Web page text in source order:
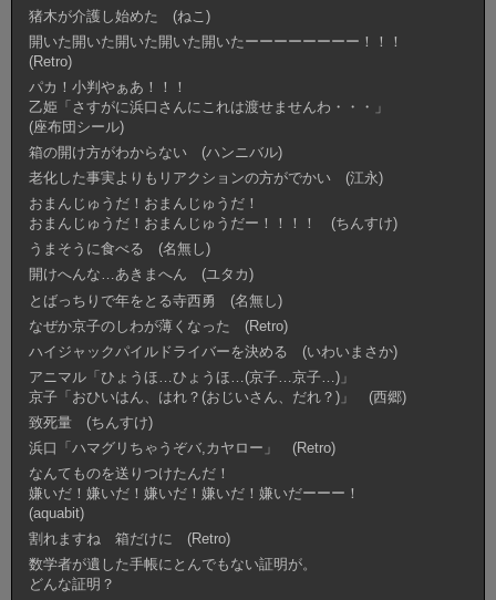
猪木が介護し始めた (ねこ)
開いた開いた開いた開いた開いたーーーーーーーー！！！
(Retro)
パカ！小判やぁあ！！！
乙姫「さすがに浜口さんにこれは渡せませんわ・・・」
(座布団シール)
箱の開け方がわからない (ハンニバル)
老化した事実よりもリアクションの方がでかい (江永)
おまんじゅうだ！おまんじゅうだ！
おまんじゅうだ！おまんじゅうだー！！！！ (ちんすけ)
うまそうに食べる (名無し)
開けへんな…あきまへん (ユタカ)
とばっちりで年をとる寺西勇 (名無し)
なぜか京子のしわが薄くなった (Retro)
ハイジャックパイルドライバーを決める (いわいまさか)
アニマル「ひょうほ…ひょうほ…(京子…京子…)」
京子「おひいはん、はれ？(おじいさん、だれ？)」 (西郷)
致死量 (ちんすけ)
浜口「ハマグリちゃうぞバ,カヤロー」 (Retro)
なんてものを送りつけたんだ！
嫌いだ！嫌いだ！嫌いだ！嫌いだ！嫌いだーーー！
(aquabit)
割れますね 箱だけに (Retro)
数学者が遺した手帳にとんでもない証明が。
どんな証明？